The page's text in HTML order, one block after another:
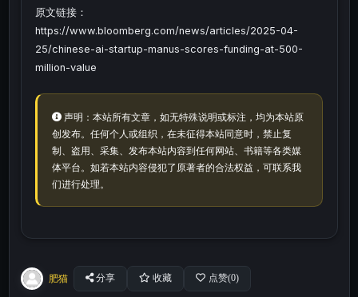
原文链接：
https://www.bloomberg.com/news/articles/2025-04-
25/chinese-ai-startup-manus-scores-funding-at-500-
million-value
声明：本站所有文章，如无特殊说明或标注，均为本站原
创发布。任何个人或组织，在未征得本站同意时，禁止复
制、盗用、采集、发布本站内容到任何网站、书籍等各类媒
体平台。如若本站内容侵犯了原著者的合法权益，可联系我
们进行处理。
肥猫 分享 收藏 点赞(0)